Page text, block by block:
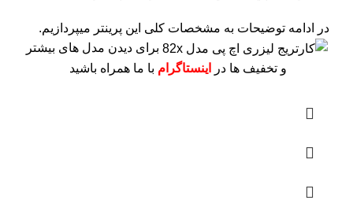
در ادامه توضیحات به مشخصات کلی این پرینتر میپردازیم.
برای دیدن مدل های بیشتر
و تخفیف ها در
اینستاگرام با ما همراه باشید